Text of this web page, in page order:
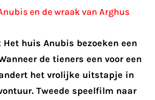
en de wraak van Arghus
huis Anubis bezoeken een
de tieners een voor een
het vrolijke uitstapje in
Tweede speelfilm naar